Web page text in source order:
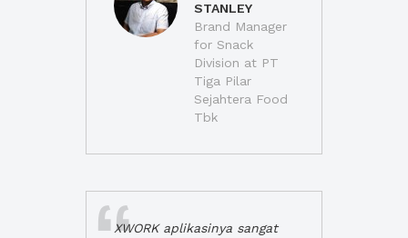
STANLEY
Brand Manager
for Snack
Division at PT
Tiga Pilar
Sejahtera Food
Tbk
XWORK aplikasinya sangat